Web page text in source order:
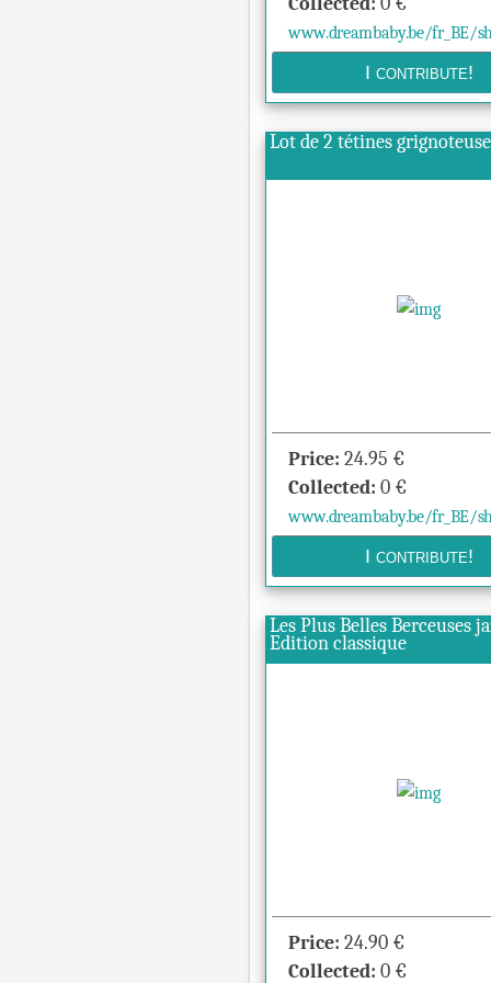
www.dreambaby.be/fr_BE/
Lot de 2 tétines
Price: 24.95 €
Collected: 0 €
www.dreambaby.be/fr_BE/
Les Plus Belles Berceuses
Edition classique
Price: 24.90 €
Collected: 0 €